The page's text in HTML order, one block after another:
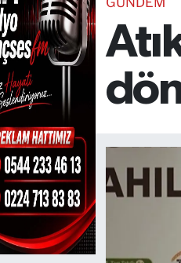
TEKNOLOJİ
CANLI DİNLE
RESMİ İLANLAR
Gencsesfm Canlı